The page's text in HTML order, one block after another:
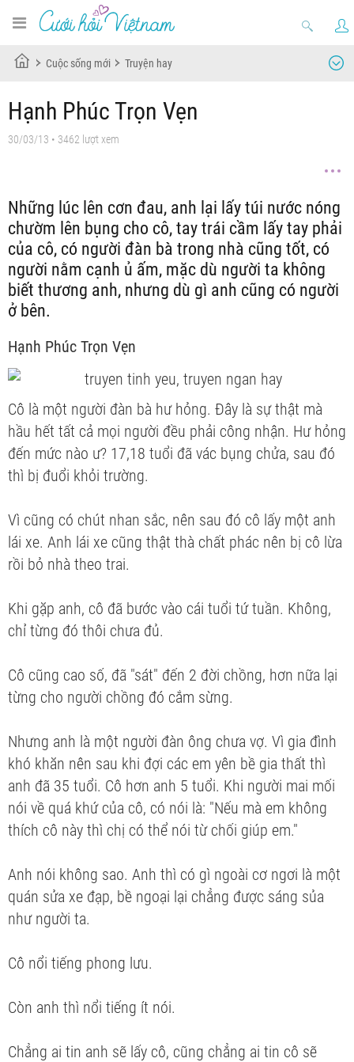
Cuộc sống mới Truyện hay
Hạnh Phúc Trọn Vẹn
30/03/13 • 3462 lượt xem
Những lúc lên cơn đau, anh lại lấy túi nước nóng
chườm lên bụng cho cô, tay trái cầm lấy tay phải
của cô, có người đàn bà trong nhà cũng tốt, có
người nằm cạnh ủ ấm, mặc dù người ta không
biết thương anh, nhưng dù gì anh cũng có người
ở bên.
Hạnh Phúc Trọn Vẹn
Cô là một người đàn bà hư hỏng. Đây là sự thật mà
hầu hết tất cả mọi người đều phải công nhận. Hư hỏng
đến mức nào ư? 17,18 tuổi đã vác bụng chửa, sau đó
thì bị đuổi khỏi trường.
Vì cũng có chút nhan sắc, nên sau đó cô lấy một anh
lái xe. Anh lái xe cũng thật thà chất phác nên bị cô lừa
rồi bỏ nhà theo trai.
Khi gặp anh, cô đã bước vào cái tuổi tứ tuần. Không,
chỉ từng đó thôi chưa đủ.
Cô cũng cao số, đã "sát" đến 2 đời chồng, hơn nữa lại
từng cho người chồng đó cắm sừng.
Nhưng anh là một người đàn ông chưa vợ. Vì gia đình
khó khăn nên sau khi đợi các em yên bề gia thất thì
anh đã 35 tuổi. Cô hơn anh 5 tuổi. Khi người mai mối
nói về quá khứ của cô, có nói là: "Nếu mà em không
thích cô này thì chị có thể nói từ chối giúp em."
Anh nói không sao. Anh thì có gì ngoài cơ ngơi là một
quán sửa xe đạp, bề ngoại lại chẳng được sáng sủa
như người ta.
Cô nổi tiếng phong lưu.
Còn anh thì nổi tiếng ít nói.
Chẳng ai tin anh sẽ lấy cô, cũng chẳng ai tin cô sẽ